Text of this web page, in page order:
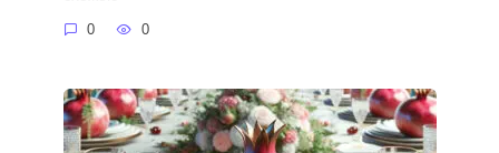
0 0